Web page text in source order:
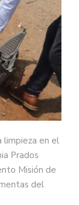
limpieza en el
Prados
Misión de
del